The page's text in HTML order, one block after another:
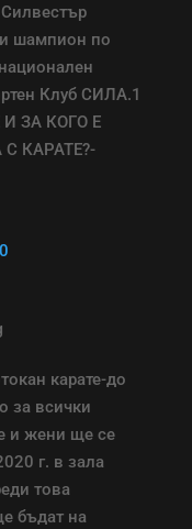
шампион по
Клуб СИЛА.1
ЗА КОГО Е
КАРАТЕ?-
карате-до
за всички
и жени ще се
г. в зала
това
бъдат на